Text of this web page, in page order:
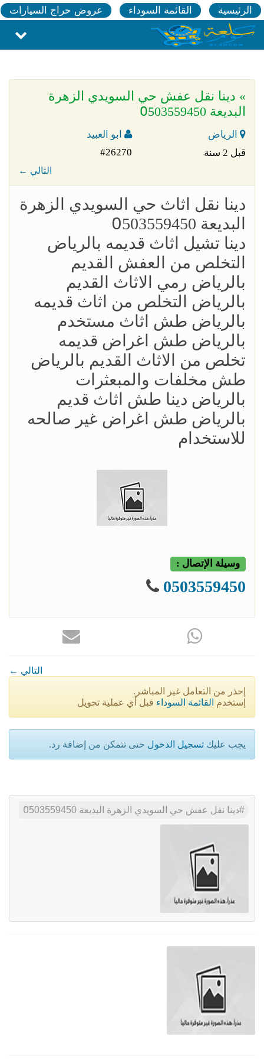
الرئيسية القائمة السوداء عروض حراج السيارات
» دينا نقل عفش حي السويدي الزهرة
البديعة 0َ503559450
الرياض
ابو العبيد
قبل 2 سنة
#26270
← التالي
دينا نقل اثاث حي السويدي الزهرة
البديعة 0َ503559450
دينا تشيل اثاث قديمه بالرياض
التخلص من العفش القديم
بالرياض رمي الاثاث القديم
بالرياض التخلص من اثاث قديمه
بالرياض طش اثاث مستخدم
بالرياض طش اغراض قديمه
تخلص من الاثاث القديم بالرياض
طش مخلفات والمبعثرات
بالرياض دينا طش اثاث قديم
بالرياض طش اغراض غير صالحه
للاستخدام
وسيلة الإتصال :
0503559450
← التالي
إحذر من التعامل غير المباشر.
إستخدم القائمة السوداء قبل أي عملية تحويل
يجب عليك تسجيل الدخول حتى تتمكن من إضافة رد.
دينا نقل عفش حي السويدي الزهرة البديعة 0َ503559450